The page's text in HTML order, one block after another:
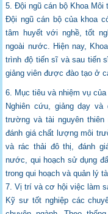
5. Đội ngũ cán bộ Khoa Môi
Đội ngũ cán bộ của khoa
tâm huyết với nghề, tốt
ngoài nước. Hiện nay,
trình độ tiến sĩ và sau tiến
giảng viên được đào tạo ở
6. Mục tiêu và nhiệm vụ
Nghiên cứu, giảng dạy
trường và tàinguyên
đánh giá chất lượng môi
và rác thải đô thị, đánh
nước, qui hoạch sử dụng
trong qui hoạch và quản lý
7. Vị trí và cơ hội việc làm
Kỹ sư tốt nghiệp các